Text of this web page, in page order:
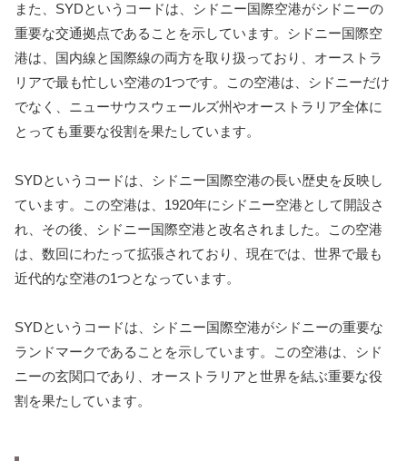
また、SYDというコードは、シドニー国際空港がシドニーの
重要な交通拠点であることを示しています。シドニー国際空
港は、国内線と国際線の両方を取り扱っており、オーストラ
リアで最も忙しい空港の1つです。この空港は、シドニーだけ
でなく、ニューサウスウェールズ州やオーストラリア全体に
とっても重要な役割を果たしています。
SYDというコードは、シドニー国際空港の長い歴史を反映し
ています。この空港は、1920年にシドニー空港として開設さ
れ、その後、シドニー国際空港と改名されました。この空港
は、数回にわたって拡張されており、現在では、世界で最も
近代的な空港の1つとなっています。
SYDというコードは、シドニー国際空港がシドニーの重要な
ランドマークであることを示しています。この空港は、シド
ニーの玄関口であり、オーストラリアと世界を結ぶ重要な役
割を果たしています。